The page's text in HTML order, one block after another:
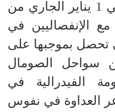
ما قامت به إثيوبيا في 1 يناير الجاري من
الإنفصاليين في
تحصل بموجبها على
سواحل الصومال
الفيدرالية في
العداوة في نفوس